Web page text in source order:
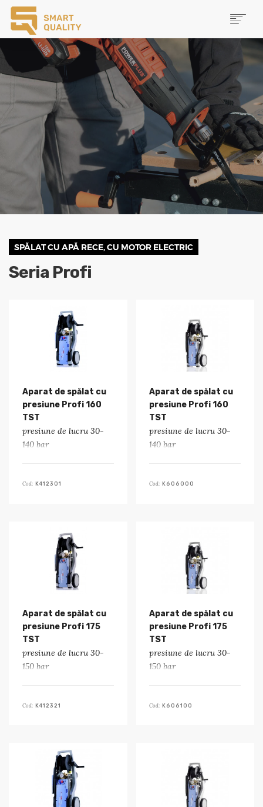
PRODUSE
NOUTĂȚI
MAI MULTE
SPĂLAT CU APĂ RECE, CU MOTOR ELECTRIC
Seria Profi
Aparat de spălat cu
presiune Profi 160
TST
presiune de lucru 30-
140 bar
Cod: K412301
Aparat de spălat cu
presiune Profi 160
TST
presiune de lucru 30-
140 bar
Cod: K606000
Aparat de spălat cu
presiune Profi 175
TST
presiune de lucru 30-
150 bar
Cod: K412321
Aparat de spălat cu
presiune Profi 175
TST
presiune de lucru 30-
150 bar
Cod: K606100